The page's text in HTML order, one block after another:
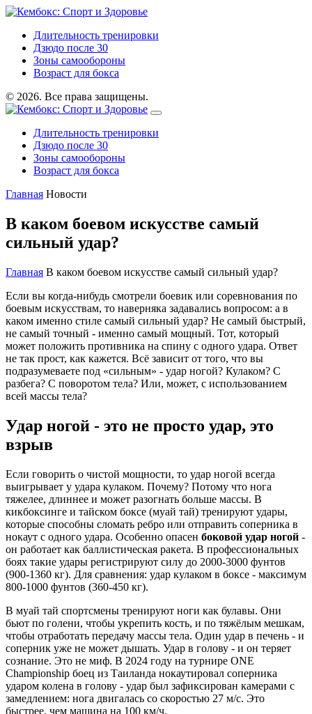
Длительность тренировки
Дзюдо после 30
Зоны самообороны
Возраст для бокса
© 2026. Все права защищены.
Длительность тренировки
Дзюдо после 30
Зоны самообороны
Возраст для бокса
Главная Новости
В каком боевом искусстве самый
сильный удар?
Главная В каком боевом искусстве самый сильный удар?
Если вы когда-нибудь смотрели боевик или соревнования по
боевым искусствам, то наверняка задавались вопросом: а в
каком именно стиле самый сильный удар? Не самый быстрый,
не самый точный - именно самый мощный. Тот, который
может положить противника на спину с одного удара. Ответ
не так прост, как кажется. Всё зависит от того, что вы
подразумеваете под «сильным» - удар ногой? Кулаком? С
разбега? С поворотом тела? Или, может, с использованием
всей массы тела?
Удар ногой - это не просто удар, это
взрыв
Если говорить о чистой мощности, то удар ногой всегда
выигрывает у удара кулаком. Почему? Потому что нога
тяжелее, длиннее и может разогнать больше массы. В
кикбоксинге и тайском боксе (муай тай) тренируют удары,
которые способны сломать ребро или отправить соперника в
нокаут с одного удара. Особенно опасен боковой удар ногой -
он работает как баллистическая ракета. В профессиональных
боях такие удары регистрируют силу до 2000-3000 фунтов
(900-1360 кг). Для сравнения: удар кулаком в боксе - максимум
800-1000 фунтов (360-450 кг).
В муай тай спортсмены тренируют ноги как булавы. Они
бьют по голени, чтобы укрепить кость, и по тяжёлым мешкам,
чтобы отработать передачу массы тела. Один удар в печень - и
соперник уже не может дышать. Удар в голову - и он теряет
сознание. Это не миф. В 2024 году на турнире ONE
Championship боец из Таиланда нокаутировал соперника
ударом колена в голову - удар был зафиксирован камерами с
замедлением: нога двигалась со скоростью 27 м/с. Это
быстрее, чем машина на 100 км/ч.